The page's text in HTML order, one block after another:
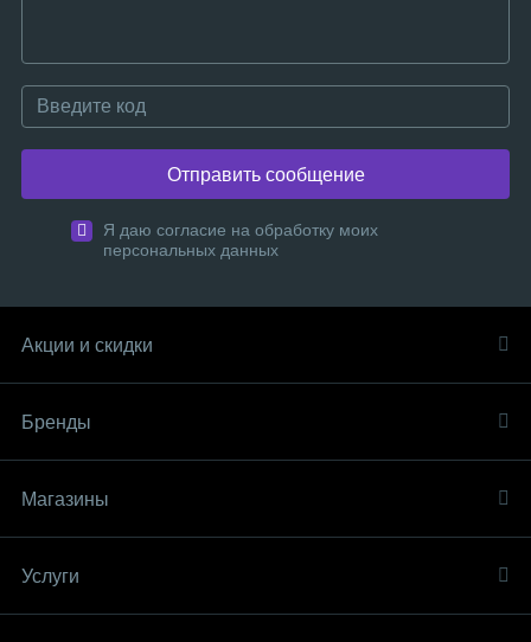
Отправить сообщение
Я даю согласие на обработку моих
персональных данных
Акции и скидки
Бренды
Магазины
Услуги